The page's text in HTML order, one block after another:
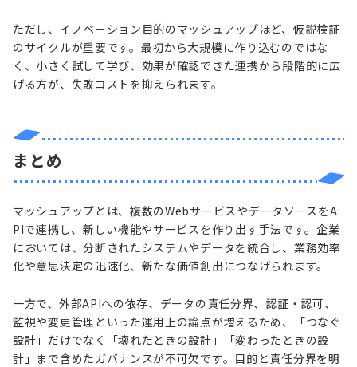
ただし、イノベーション目的のマッシュアップほど、仮説検証
のサイクルが重要です。最初から大規模に作り込むのではな
く、小さく試して学び、効果が確認できた連携から段階的に広
げる方が、失敗コストを抑えられます。
まとめ
マッシュアップとは、複数のWebサービスやデータソースをA
PIで連携し、新しい機能やサービスを作り出す手法です。企業
においては、分断されたシステムやデータを統合し、業務効率
化や意思決定の迅速化、新たな価値創出につなげられます。
一方で、外部APIへの依存、データの責任分界、認証・認可、
監視や変更管理といった運用上の論点が増えるため、「つなぐ
設計」だけでなく「壊れたときの設計」「変わったときの設
計」まで含めたガバナンスが不可欠です。目的と責任分界を明